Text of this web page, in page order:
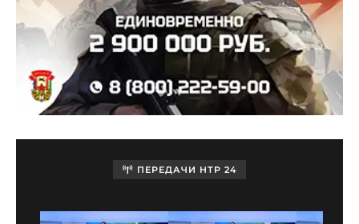
ПЕРЕДАЧИ НТР 24